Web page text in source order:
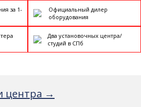
за 1-
Официальный дилер
оборудования
Два установочных центра/
студий в СПб
центра →